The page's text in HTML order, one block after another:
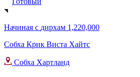
Начиная с дирхам 1,220,000
Собха Крик Виста Хайтс
Собха Хартланд